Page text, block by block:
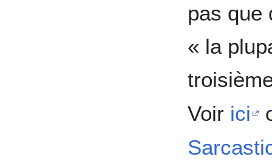
pas que
« la
Voir ici